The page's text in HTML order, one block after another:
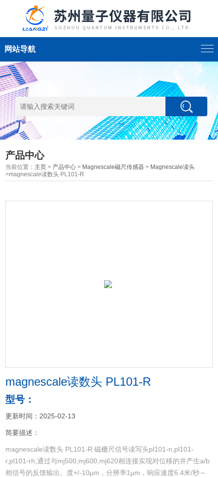
网站导航
产品中心
当前位置： 主页 > 产品中心 > Magnescale磁尺传感器 > Magnescale读头
>magnescale读数头 PL101-R
magnescale读数头 PL101-R
型号：
更新时间：2025-02-13
简要描述：
magnescale读数头 PL101-R 磁栅尺信号读写头pl101-n,pl101-
r,pl101-rh,通过与mj500,mj600,mj620相连接实现对位移的并产生a/b
相信号的反馈输出。度+/-10μm，分辨率1μm，响应速度6.4米/秒～